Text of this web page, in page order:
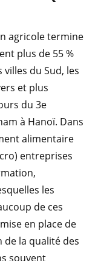
agricole termine
plus de 55 %
du Sud, les
et plus
du 3e
à Hanoï. Dans
alimentaire
entreprises
les
de ces
en place de
de la qualité des
souvent